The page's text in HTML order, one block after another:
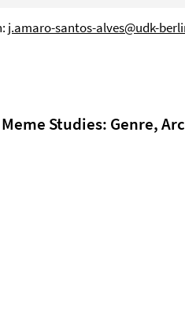
j.amaro-santos-alves@udk-
Studies: Genre,